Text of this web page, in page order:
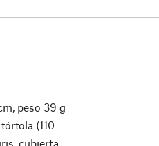
peso 39 g
(110
cubierta